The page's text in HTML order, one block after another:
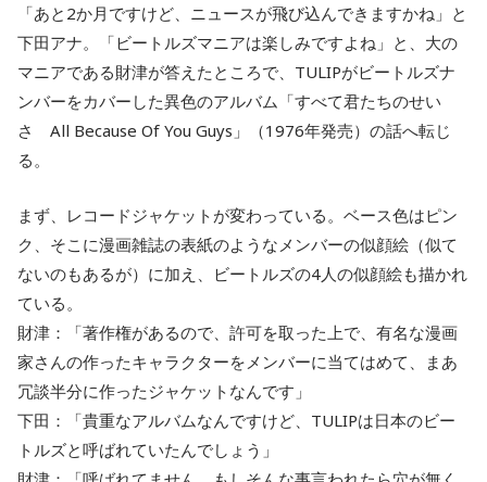
「あと2か月ですけど、ニュースが飛び込んできますかね」と
下田アナ。「ビートルズマニアは楽しみですよね」と、大の
マニアである財津が答えたところで、TULIPがビートルズナ
ンバーをカバーした異色のアルバム「すべて君たちのせい
さ All Because Of You Guys」（1976年発売）の話へ転じ
る。
まず、レコードジャケットが変わっている。ベース色はピン
ク、そこに漫画雑誌の表紙のようなメンバーの似顔絵（似て
ないのもあるが）に加え、ビートルズの4人の似顔絵も描かれ
ている。
財津：「著作権があるので、許可を取った上で、有名な漫画
家さんの作ったキャラクターをメンバーに当てはめて、まあ
冗談半分に作ったジャケットなんです」
下田：「貴重なアルバムなんですけど、TULIPは日本のビー
トルズと呼ばれていたんでしょう」